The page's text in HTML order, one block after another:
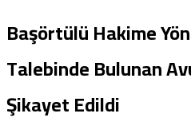
Başörtülü Hakime
Talebinde Bulunan
Şikayet Edildi